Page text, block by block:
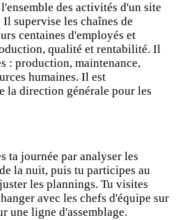
des activités d'un site
supervise les chaînes de
centaines d'employés et
qualité et rentabilité. Il
: production, maintenance,
humaines. Il est
direction générale pour les
ta journée par analyser les
la nuit, puis tu participes au
les plannings. Tu visites
avec les chefs d'équipe sur
une ligne d'assemblage.